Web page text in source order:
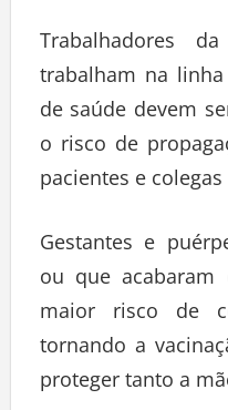
Trabalhadores
trabalham na
de saúde devem
o risco de
pacientes e
Gestantes e
ou que
maior risco de
tornando a
proteger tanto a